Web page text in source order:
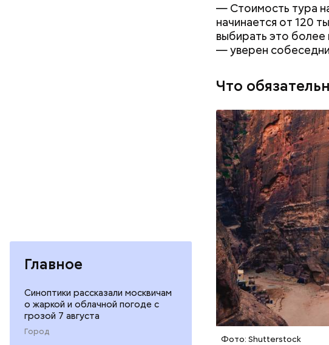
Главное
Синоптики рассказали москвичам
о жаркой и облачной погоде с
грозой 7 августа
Город
— Стоимость тура
начинается от 120
выбирать это
— уверен
Что
Фото: Shutterstock
День малины
Ингредиенты: